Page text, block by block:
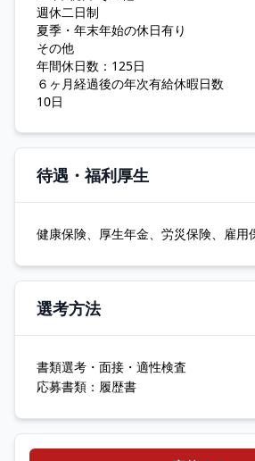
週休二日制
夏季・年末年始の休日有り
その他
年間休日数：125日
６ヶ月経過後の年次有給休暇日数
10日
待遇・福利厚生
健康保険、厚生年金、労災保険、雇用
選考方法
書類選考・面接・適性検査
応募書類：履歴書